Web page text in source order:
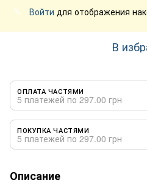
% Войти для отображения
В
ОПЛАТА ЧАСТЯМИ
5 платежей по 297.00 грн
ПОКУПКА ЧАСТЯМИ
5 платежей по 297.00 грн
Описание